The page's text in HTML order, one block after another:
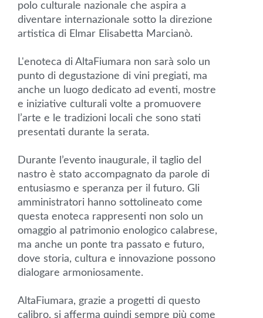
polo culturale nazionale che aspira a
diventare internazionale sotto la direzione
artistica di Elmar Elisabetta Marcianò.
L'enoteca di AltaFiumara non sarà solo un
punto di degustazione di vini pregiati, ma
anche un luogo dedicato ad eventi, mostre
e iniziative culturali volte a promuovere
l’arte e le tradizioni locali che sono stati
presentati durante la serata.
Durante l’evento inaugurale, il taglio del
nastro è stato accompagnato da parole di
entusiasmo e speranza per il futuro. Gli
amministratori hanno sottolineato come
questa enoteca rappresenti non solo un
omaggio al patrimonio enologico calabrese,
ma anche un ponte tra passato e futuro,
dove storia, cultura e innovazione possono
dialogare armoniosamente.
AltaFiumara, grazie a progetti di questo
calibro, si afferma quindi sempre più come